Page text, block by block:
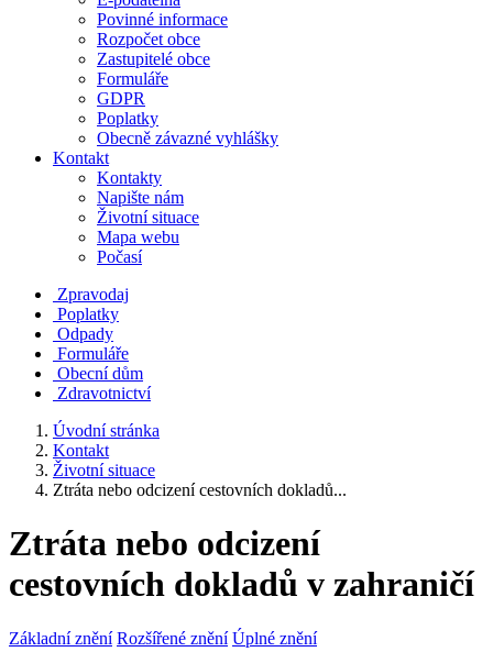
Povinné informace
Rozpočet obce
Zastupitelé obce
Formuláře
GDPR
Poplatky
Obecně závazné vyhlášky
Kontakt
Kontakty
Napište nám
Životní situace
Mapa webu
Počasí
Zpravodaj
Poplatky
Odpady
Formuláře
Obecní dům
Zdravotnictví
Úvodní stránka
Kontakt
Životní situace
Ztráta nebo odcizení cestovních dokladů...
Ztráta nebo odcizení
cestovních dokladů v zahraničí
Základní znění Rozšířené znění Úplné znění